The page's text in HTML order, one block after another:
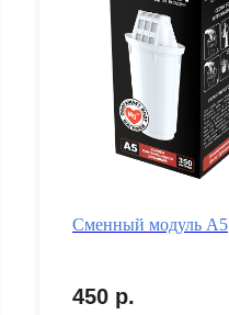
Сменный модуль А5
450 р.